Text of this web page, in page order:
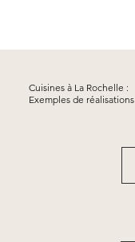
Cuisines à La Rochelle :
Exemples de réalisations